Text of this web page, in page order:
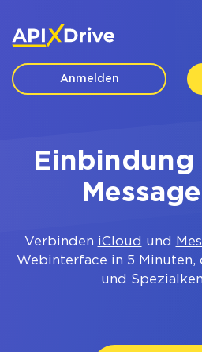
Anmelden
Verbinden iCloud und
Webinterface in 5 Minuten,
und